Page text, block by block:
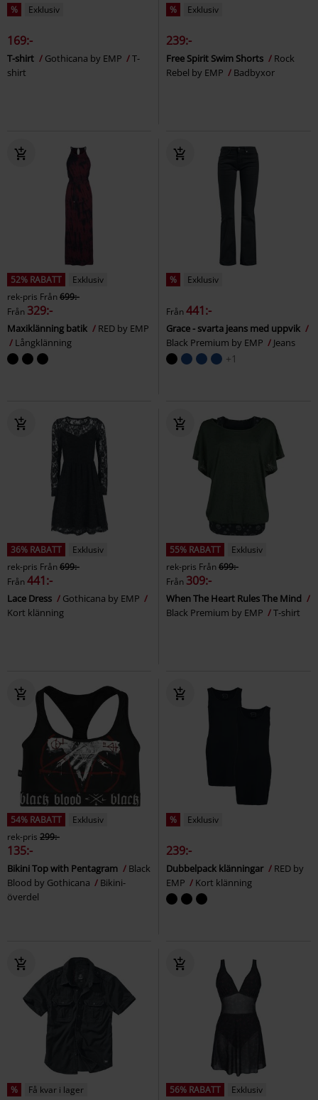
% Exklusiv
169:-
T-shirt Gothicana by EMP
T-
shirt
% Exklusiv
239:-
Free Spirit Swim Shorts
Rock
Rebel by EMP
Badbyxor
52% RABATT
Exklusiv
rek-pris Från699:-
Från 329:-
Maxiklänning batik
RED by EMP
Långklänning
% Exklusiv
Från441:-
Grace - svarta jeans med uppvik
Black Premium by EMP
Jeans
+1
36% RABATT
Exklusiv
rek-pris Från699:-
Från441:-
Lace Dress
Gothicana by EMP
Kort klänning
55% RABATT
Exklusiv
rek-pris Från699:-
Från 309:-
When The Heart Rules The Mind
Black Premium by EMP
T-shirt
54% RABATT
Exklusiv
rek-pris 299:-
135:-
Bikini Top with Pentagram
Black
Blood by Gothicana
Bikini-
överdel
% Exklusiv
239:-
Dubbelpack klänningar
RED by
EMP
Kort klänning
% Få kvar i lager 56% RABATT
Exklusiv